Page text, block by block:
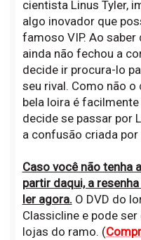
cientista Linus Tyler,
algo inovador que
famoso VIP. Ao saber
ainda não fechou a
decide ir procura-lo
seu rival. Como não
bela loira é
decide se passar por
a confusão criada por
Caso você não tenha
partir daqui, a
ler agora. O DVD do
Classicline e pode
lojas do ramo. (